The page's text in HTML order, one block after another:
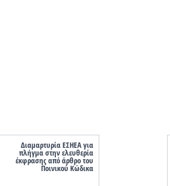
Διαμαρτυρία ΕΣΗΕΑ για
πλήγμα στην ελευθερία
έκφρασης από άρθρο του
Ποινικού Κώδικα